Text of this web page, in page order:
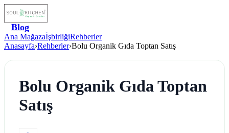
Blog
Ana MağazaİşbirliğiRehberler
Anasayfa›Rehberler›Bolu Organik Gıda Toptan Satış
Bolu Organik Gıda Toptan
Satış